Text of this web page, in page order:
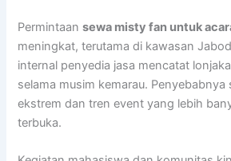
Permintaansewa misty fan untuk
meningkat, terutama di kawasan
internal penyedia jasa mencatat
selama musim kemarau. Penyebabnya
ekstrem dan tren event yang lebih
terbuka.